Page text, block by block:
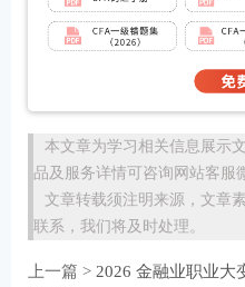
本文章为学习相关信息展示
品及服务详情可咨询网站客服
文章转载须注明来源，文章
联系，我们将及时处理。
上一篇 > 2026 金融业职业大